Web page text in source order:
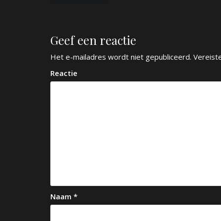
i
c
h
a
t
Geef een reactie
Het e-mailadres wordt niet gepubliceerd.
Reactie
Naam *